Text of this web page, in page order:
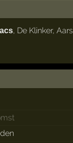
, De Klinker,